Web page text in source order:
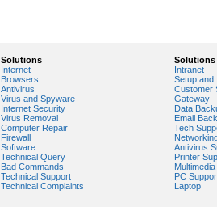
Solutions
Internet
Browsers
Antivirus
Virus and Spyware
Internet Security
Virus Removal
Computer Repair
Firewall
Software
Technical Query
Bad Commands
Technical Support
Technical Complaints
Solutions
Intranet
Setup and
Customer
Gateway
Data
Email
Tech
Antivirus
Printer
PC
Laptop